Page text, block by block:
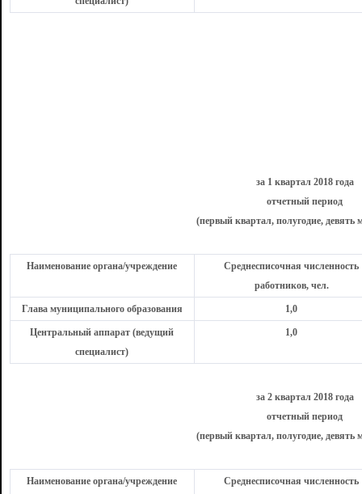
за 1 квартал 2018 года
отчетный период
(первый квартал, полугодие, девять
Наименование органа/учреждение
Среднесписочная численность
работников, чел.
Глава муниципального образования 1,0
Центральный аппарат (ведущий
специалист)
1,0
за 2 квартал 2018 года
отчетный период
(первый квартал, полугодие, девять
Наименование органа/учреждение
Среднесписочная численность